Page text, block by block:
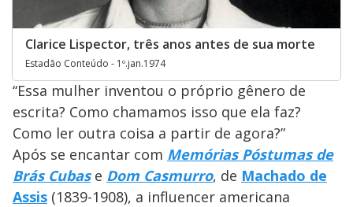
Clarice Lispector, três anos antes de sua morte
Estadão Conteúdo - 1º.jan.1974
“Essa mulher inventou o próprio gênero de
escrita? Como chamamos isso que ela faz?
Como ler outra coisa a partir de agora?”
Após se encantar com Memórias Póstumas de
Brás Cubase Dom Casmurro, de Machado de
Assis (1839-1908), a influencer americana